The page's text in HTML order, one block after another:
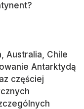
Australia, Chile
Antarktydą
częściej